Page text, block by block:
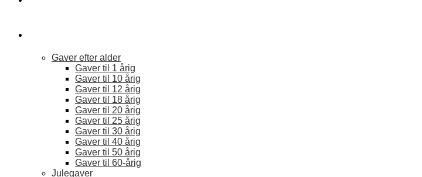
Gaver efter alder
Gaver til 1 årig
Gaver til 10 årig
Gaver til 12 årig
Gaver til 18 årig
Gaver til 20 årig
Gaver til 25 årig
Gaver til 30 årig
Gaver til 40 årig
Gaver til 50 årig
Gaver til 60-årig
Julegaver